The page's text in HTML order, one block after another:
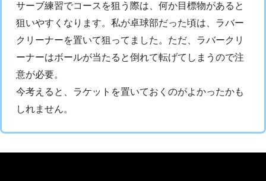
サーブ練習でコースを狙う際は、何か目標物があると
狙いやすくなります。私が卓球部だった頃は、ラバー
クリーナーを置いて狙ってました。ただ、ラバークリ
ーナーはボールが当たると倒れて転げてしまうので注
意が必要。
今考えると、ラケットを置いておくのがよかったかも
しれません。